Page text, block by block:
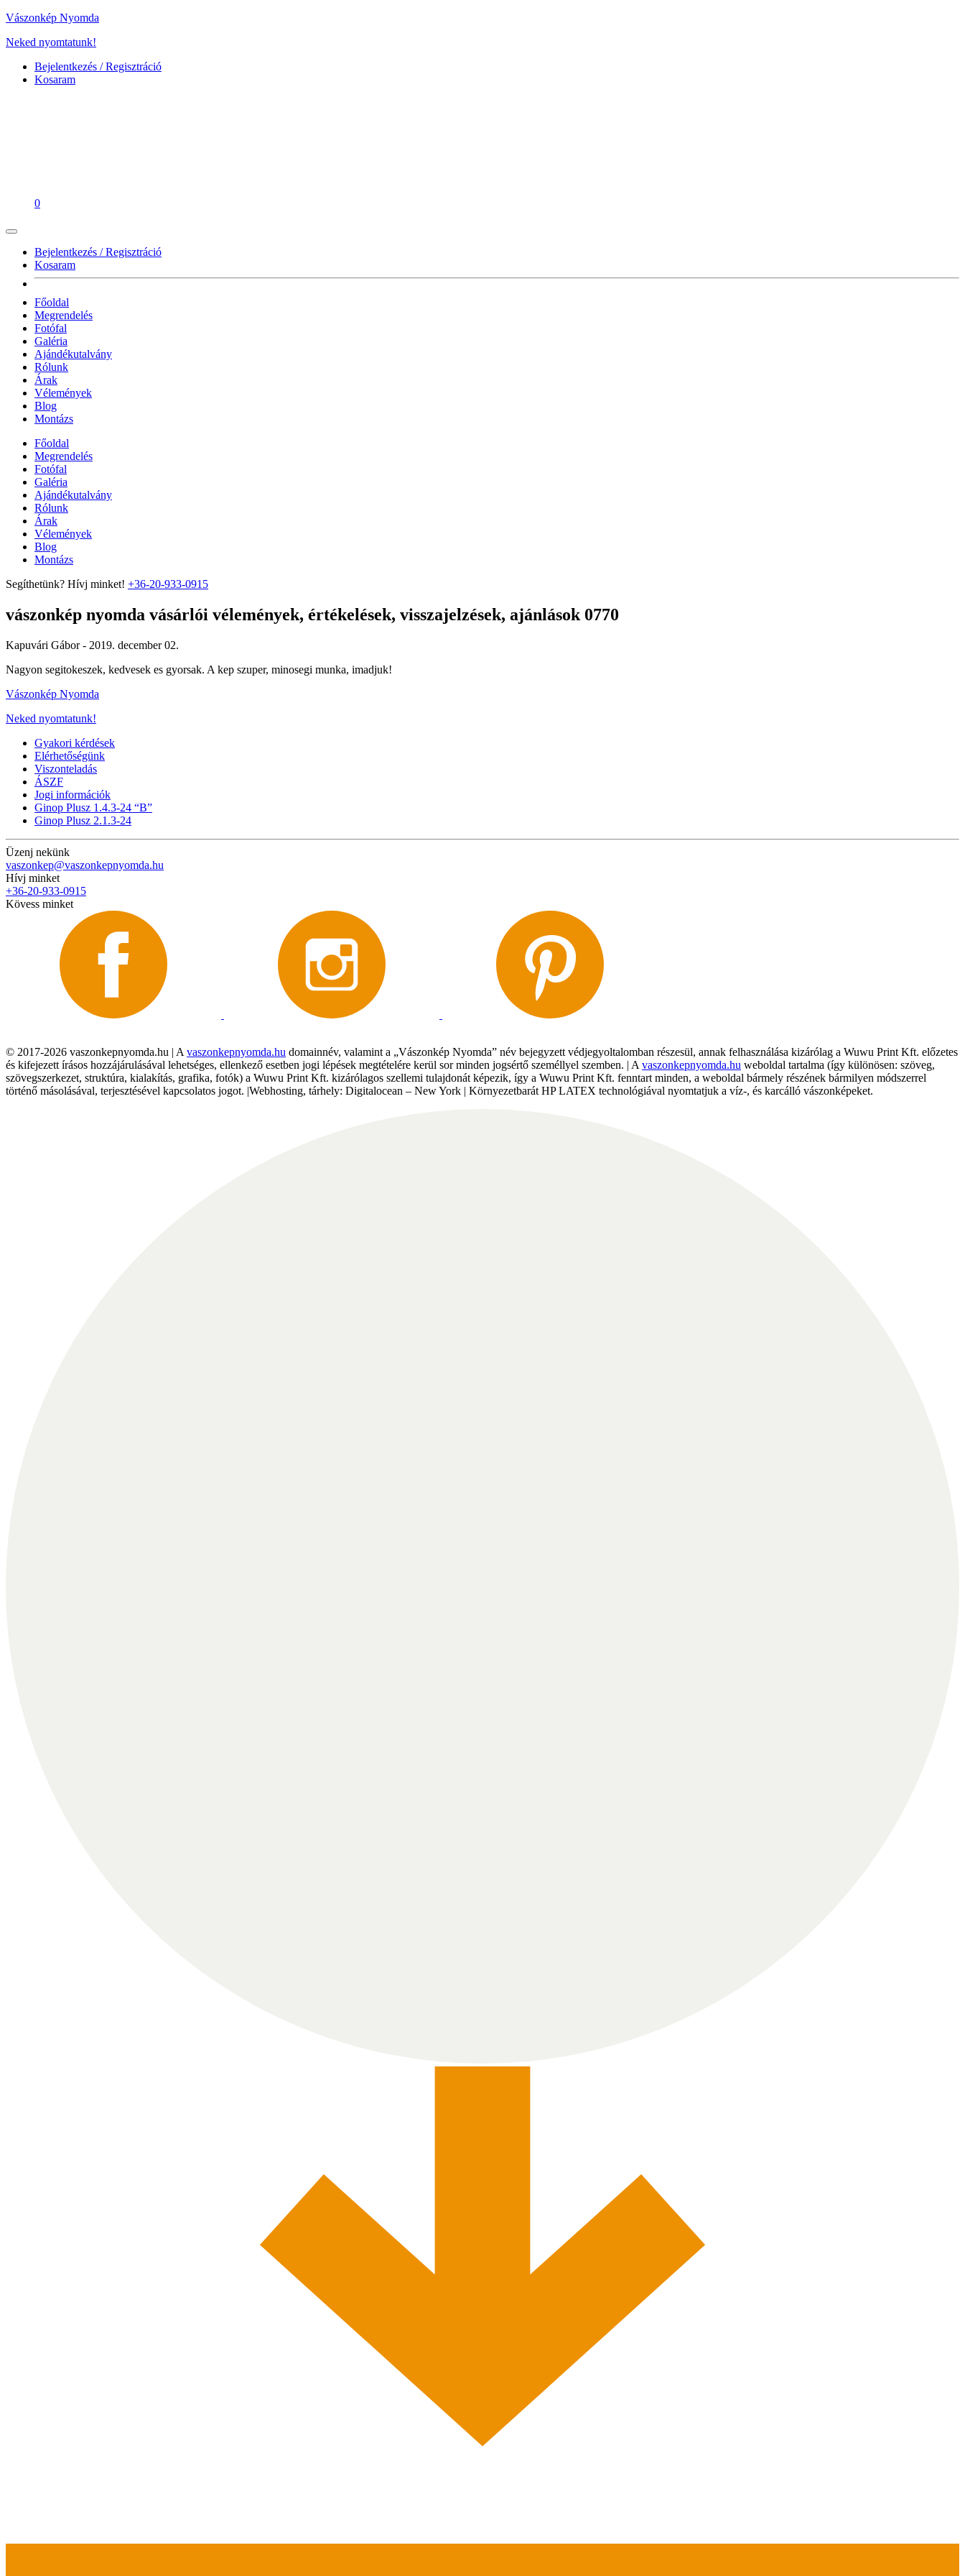
Vászonkép Nyomda
Neked nyomtatunk!
Bejelentkezés / Regisztráció
Kosaram
0
Bejelentkezés / Regisztráció
Kosaram
Főoldal
Megrendelés
Fotófal
Galéria
Ajándékutalvány
Rólunk
Árak
Vélemények
Blog
Montázs
Főoldal
Megrendelés
Fotófal
Galéria
Ajándékutalvány
Rólunk
Árak
Vélemények
Blog
Montázs
Segíthetünk? Hívj minket! +36-20-933-0915
vászonkép nyomda vásárlói vélemények, értékelések, visszajelzések, ajánlások 0770
Kapuvári Gábor - 2019. december 02.
Nagyon segitokeszek, kedvesek es gyorsak. A kep szuper, minosegi munka, imadjuk!
Vászonkép Nyomda
Neked nyomtatunk!
Gyakori kérdések
Elérhetőségünk
Viszonteladás
ÁSZF
Jogi információk
Ginop Plusz 1.4.3-24 “B”
Ginop Plusz 2.1.3-24
Üzenj nekünk
vaszonkep@vaszonkepnyomda.hu
Hívj minket
+36-20-933-0915
Kövess minket
© 2017-2026 vaszonkepnyomda.hu | A vaszonkepnyomda.hu domainnév, valamint a „Vászonkép Nyomda” név bejegyzett védjegyoltalomban részesül, annak felhasználása kizárólag a Wuwu Print Kft. előzetes
és kifejezett írásos hozzájárulásával lehetséges, ellenkező esetben jogi lépések megtételére kerül sor minden jogsértő személlyel szemben. | A vaszonkepnyomda.hu weboldal tartalma (így különösen: szöveg,
szövegszerkezet, struktúra, kialakítás, grafika, fotók) a Wuwu Print Kft. kizárólagos szellemi tulajdonát képezik, így a Wuwu Print Kft. fenntart minden, a weboldal bármely részének bármilyen módszerrel
történő másolásával, terjesztésével kapcsolatos jogot. |Webhosting, tárhely: Digitalocean – New York | Környezetbarát HP LATEX technológiával nyomtatjuk a víz-, és karcálló vászonképeket.